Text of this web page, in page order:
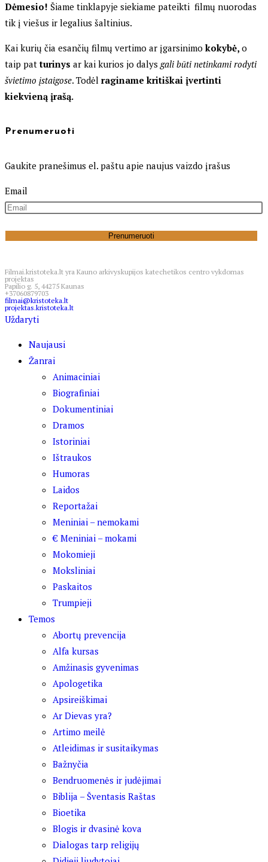
Dėmesio! Šiame tinklapyje siekiame pateikti filmų nuorodas
tik į viešus ir legalius šaltinius.
Kai kurių čia esančių filmų vertimo ar įgarsinimo kokybė, o
taip patturinys ar kai kurios jo dalysgali būti netinkami rodyti
švietimo įstaigose. Todėl raginame kritiškai įvertinti
kiekvieną įrašą.
Prenumeruoti
Gaukite pranešimus el. paštu apie naujus vaizdo įrašus
Email
Filmai.kristoteka.lt yra Kauno arkivyskupijos katechetikos centro vykdomas
projektas
Papilio g. 5, 44275 Kaunas
+37060879703
filmai@kristoteka.lt
projektas.kristoteka.lt
Uždaryti
Naujausi
Žanrai
Animaciniai
Biografiniai
Dokumentiniai
Dramos
Istoriniai
Ištraukos
Humoras
Laidos
Reportažai
Meniniai – nemokami
€ Meniniai – mokami
Mokomieji
Moksliniai
Paskaitos
Trumpieji
Temos
Abortų prevencija
Alfa kursas
Amžinasis gyvenimas
Apologetika
Apsireiškimai
Ar Dievas yra?
Artimo meilė
Atleidimas ir susitaikymas
Bažnyčia
Bendruomenės ir judėjimai
Biblija – Šventasis Raštas
Bioetika
Blogis ir dvasinė kova
Dialogas tarp religijų